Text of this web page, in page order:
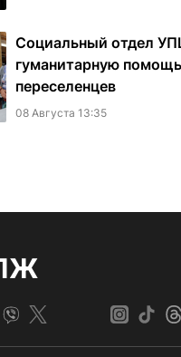
Социальный отдел
гуманитарную
переселенцев
08 Августа 13:35